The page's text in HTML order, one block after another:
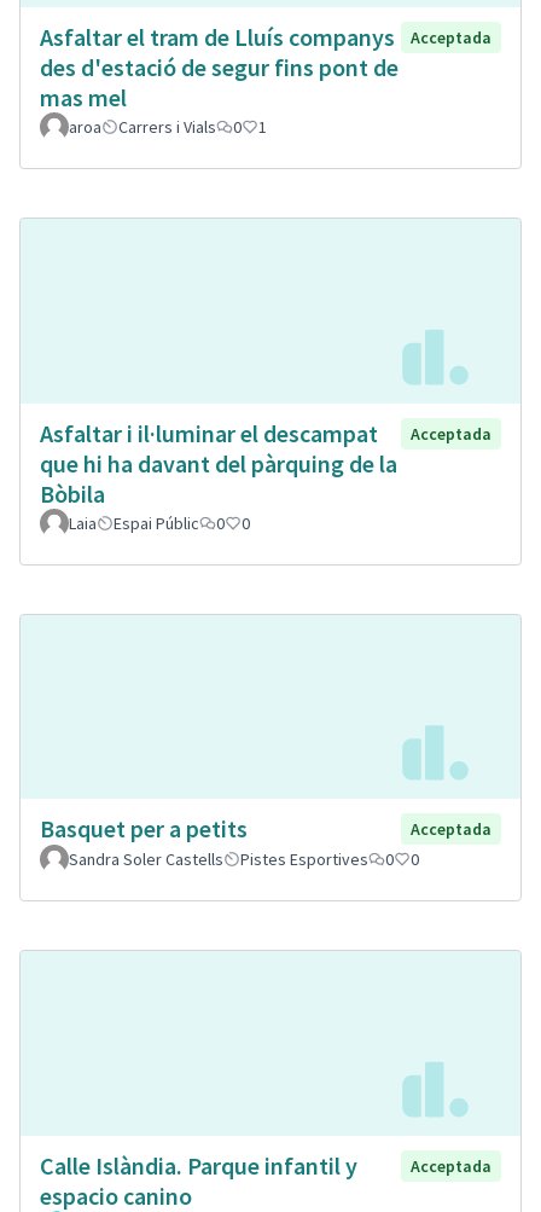
Asfaltar el tram de Lluís companys
des d'estació de segur fins pont de
mas mel
Acceptada
aroa Carrers i Vials 0 1
Asfaltar i il·luminar el descampat
que hi ha davant del pàrquing de la
Bòbila
Acceptada
Laia Espai Públic 0 0
Basquet per a petits
Acceptada
Sandra Soler Castells
Pistes Esportives 0 0
Calle Islàndia. Parque infantil y
espacio canino
Acceptada